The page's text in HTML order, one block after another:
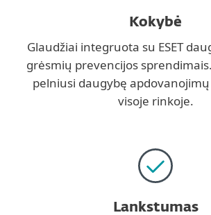
Kokybė
Glaudžiai integruota su ESET
grėsmių prevencijos
pelniusi daugybę
visoje rinkoje.
Lankstumas